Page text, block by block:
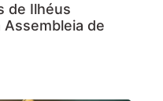
de Ilhéus
de